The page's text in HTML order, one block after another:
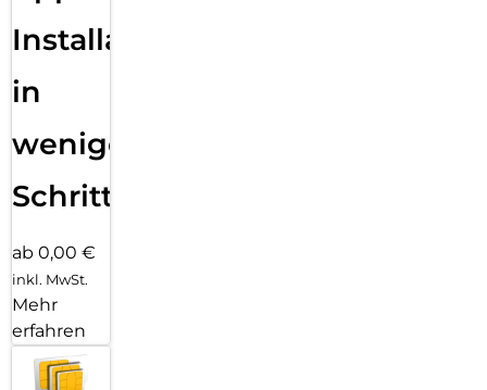
Installation
in
wenigen
Schritten
ab 0,00 €
inkl. MwSt.
Mehr
erfahren